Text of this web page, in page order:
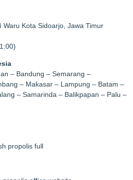
Kota Sidoarjo, Jawa Timur
– Bandung – Semarang –
– Makasar – Lampung – Batam –
– Samarinda – Balikpapan – Palu –